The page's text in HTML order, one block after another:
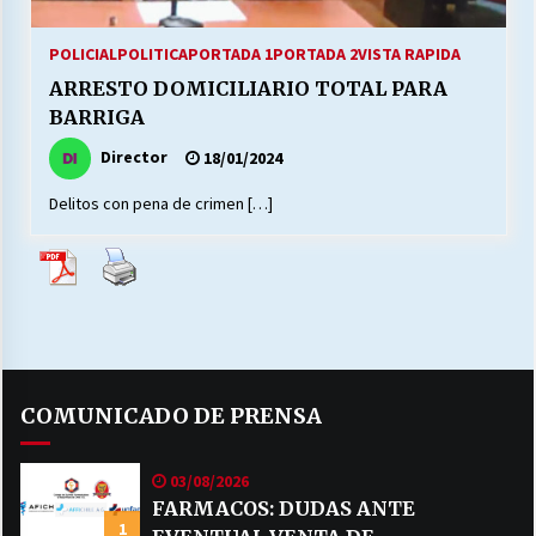
LABORAL:
25/06/2026
16/06/2026
MUNICIPALIDADES, HONORARIOS, DESPIDOS
28/05/2026
POLICIALPOLITICAPORTADA 1PORTADA 2VISTA RAPIDA
ARRESTO DOMICILIARIO TOTAL PARA
BARRIGA
Director 18/01/2024
Delitos con pena de crimen […]
COMUNICADO DE PRENSA
1
03/08/2026
FARMACOS: DUDAS ANTE